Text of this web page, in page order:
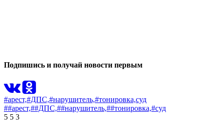
Подпишись и получай новости первым
#арест,#ДПС,#нарушитель,#тонировка,суд
##арест,##ДПС,##нарушитель,##тонировка,#суд
5 5 3